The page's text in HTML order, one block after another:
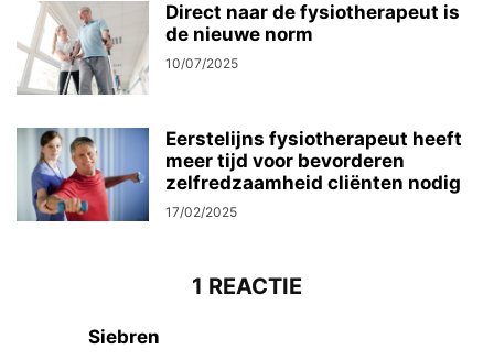
Direct naar de fysiotherapeut is
de nieuwe norm
10/07/2025
Eerstelijns fysiotherapeut heeft
meer tijd voor bevorderen
zelfredzaamheid cliënten nodig
17/02/2025
1 REACTIE
Siebren